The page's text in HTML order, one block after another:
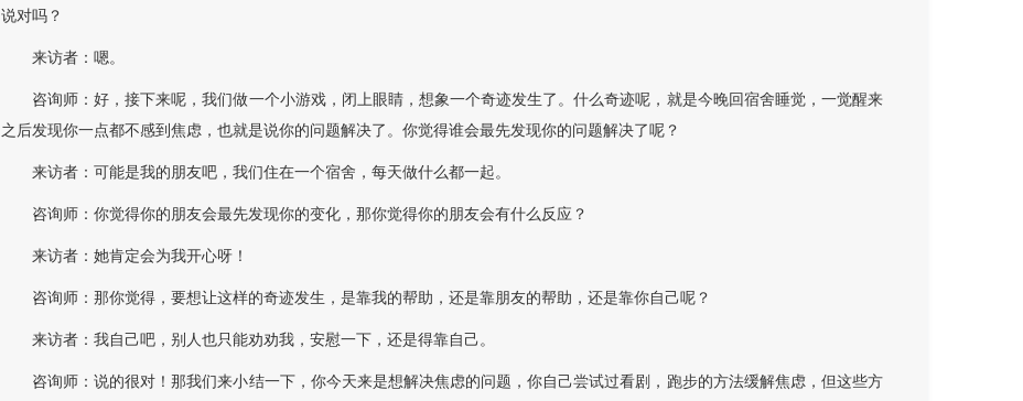
说对吗？
来访者：嗯。
咨询师：好，接下来呢，我们做一个小游戏，闭上眼睛，想象一个奇迹发生了。什么奇迹呢，就是今晚回宿舍睡觉，一觉醒来
之后发现你一点都不感到焦虑，也就是说你的问题解决了。你觉得谁会最先发现你的问题解决了呢？
来访者：可能是我的朋友吧，我们住在一个宿舍，每天做什么都一起。
咨询师：你觉得你的朋友会最先发现你的变化，那你觉得你的朋友会有什么反应？
来访者：她肯定会为我开心呀！
咨询师：那你觉得，要想让这样的奇迹发生，是靠我的帮助，还是靠朋友的帮助，还是靠你自己呢？
来访者：我自己吧，别人也只能劝劝我，安慰一下，还是得靠自己。
咨询师：说的很对！那我们来小结一下，你今天来是想解决焦虑的问题，你自己尝试过看剧，跑步的方法缓解焦虑，但这些方